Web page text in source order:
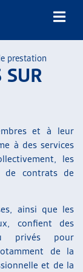
prestation
SUR
et à leur
à des services
les
de contrats de
ainsi que les
confient des
privés pour
de la
et de la